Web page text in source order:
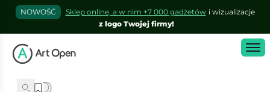
NOWOŚĆ Sklep online, a w nim +7 000 gadżetów i wizualizacje
z logo Twojej firmy!